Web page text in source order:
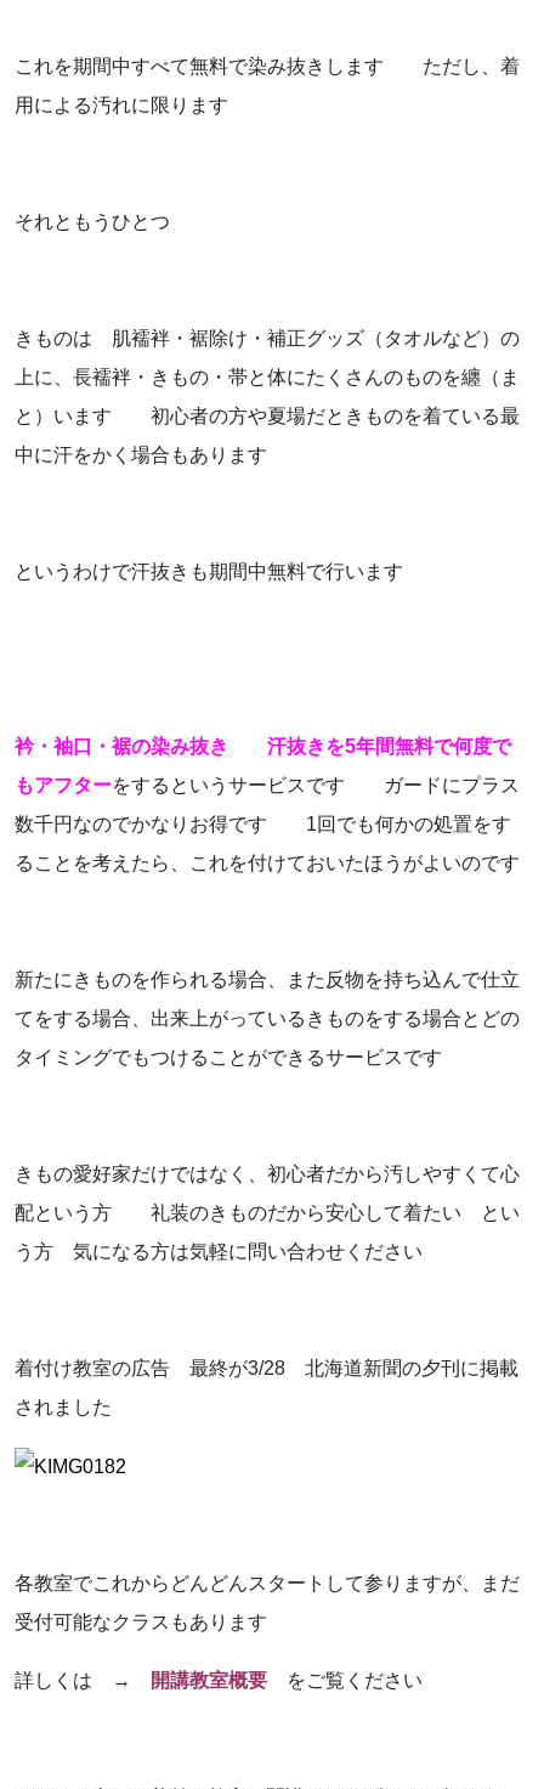
これを期間中すべて無料で染み抜きします ただし、着
用による汚れに限ります
それともうひとつ
きものは 肌襦袢・裾除け・補正グッズ（タオルなど）の
上に、長襦袢・きもの・帯と体にたくさんのものを纏（ま
と）います 初心者の方や夏場だときものを着ている最
中に汗をかく場合もあります
というわけで汗抜きも期間中無料で行います
衿・袖口・裾の染み抜き 汗抜きを5年間無料で何度で
もアフターをするというサービスです ガードにプラス
数千円なのでかなりお得です 1回でも何かの処置をす
ることを考えたら、これを付けておいたほうがよいのです
新たにきものを作られる場合、また反物を持ち込んで仕立
てをする場合、出来上がっているきものをする場合とどの
タイミングでもつけることができるサービスです
きもの愛好家だけではなく、初心者だから汚しやすくて心
配という方 礼装のきものだから安心して着たい とい
う方 気になる方は気軽に問い合わせください
着付け教室の広告 最終が3/28 北海道新聞の夕刊に掲載
されました
各教室でこれからどんどんスタートして参りますが、まだ
受付可能なクラスもあります
詳しくは → 開講教室概要 をご覧ください